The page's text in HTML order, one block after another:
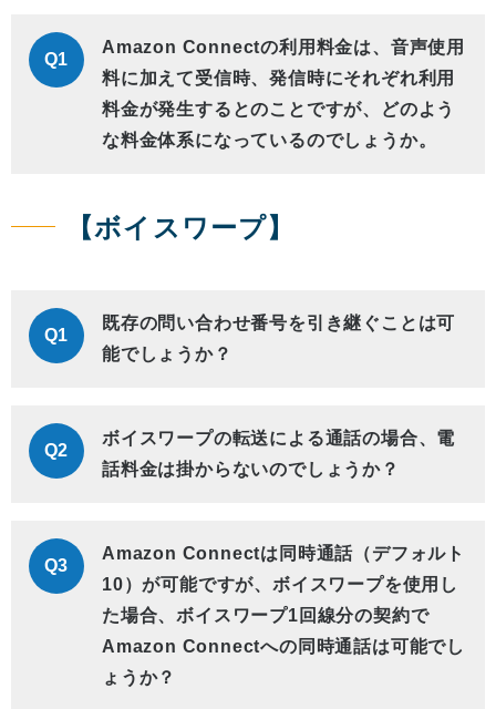
Q1
Amazon Connectの利用料金は、音声使用
料に加えて受信時、発信時にそれぞれ利用
料金が発生するとのことですが、どのよう
な料金体系になっているのでしょうか。
【ボイスワープ】
Q1
既存の問い合わせ番号を引き継ぐことは可
能でしょうか？
Q2
ボイスワープの転送による通話の場合、電
話料金は掛からないのでしょうか？
Q3
Amazon Connectは同時通話（デフォルト
10）が可能ですが、ボイスワープを使用し
た場合、ボイスワープ1回線分の契約で
Amazon Connectへの同時通話は可能でし
ょうか？